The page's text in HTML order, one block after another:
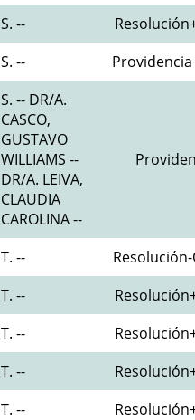
S. --
S. --
S. -- DR/A.
CASCO,
GUSTAVO
WILLIAMS --
DR/A. LEIVA,
CLAUDIA
CAROLINA --
T. --
T. --
T. --
T. --
T. --